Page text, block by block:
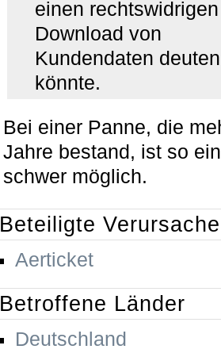
einen rechtswidrigen
Download von
Kundendaten deuten
könnte.
Bei einer Panne, die
Jahre bestand, ist so
schwer möglich.
Beteiligte
Aerticket
Betroffene Länder
Deutschland